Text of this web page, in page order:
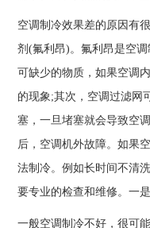
空调制冷效果差的原因有
剂(氟利昂)。氟利昂是空
可缺少的物质，如果空调
的现象;其次，空调过滤网
塞，一旦堵塞就会导致空
后，空调机外故障。如果
法制冷。例如长时间不清
要专业的检查和维修。一是
一般空调制冷不好，很可